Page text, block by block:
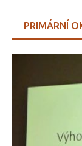
PRIMÁRNÍ